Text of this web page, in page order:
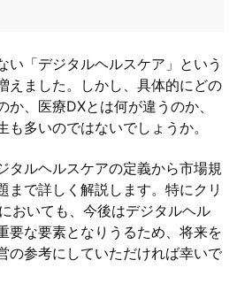
い「デジタルヘルスケア」という
えました。しかし、具体的にどの
か、医療DXとは何が違うのか、
多いのではないでしょうか。
タルヘルスケアの定義から市場規
まで詳しく解説します。特にクリ
おいても、今後はデジタルヘル
要な要素となりうるため、将来を
の参考にしていただければ幸いで